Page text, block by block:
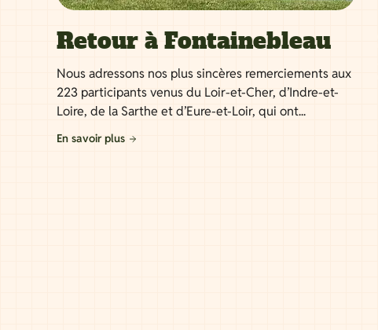
Retour à Fontainebleau
Nous adressons nos plus sincères remerciements aux
223 participants venus du Loir-et-Cher, d’Indre-et-
Loire, de la Sarthe et d’Eure-et-Loir, qui ont...
En savoir plus